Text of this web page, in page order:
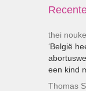
thei
‘België
een kind
Thomas